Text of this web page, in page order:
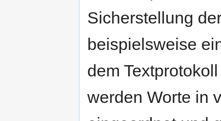
Sicherstellung
beispielsweise
dem
werden Worte in